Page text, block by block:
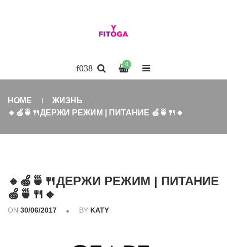
0
HOME
ЖИЗНЬ
🔸🍏🍵🍴ДЕРЖИ РЕЖИМ | ПИТАНИЕ 🍏🍵🍴🔸
🔸🍏🍵🍴ДЕРЖИ РЕЖИМ | ПИТАНИЕ
🍏🍵🍴🔸
ON 30/06/2017 BY KATY